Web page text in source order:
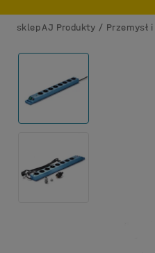
sklep AJ Produkty Przemysł